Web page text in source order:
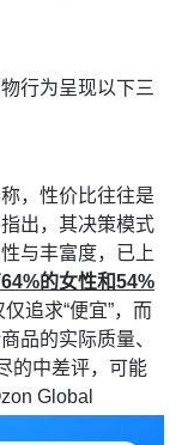
行为呈现以下三
，性价比往往是
出，其决策模式
与丰富度，已上
的女性和54%
追求“便宜”，而
品的实际质量、
的中差评，可能
Global